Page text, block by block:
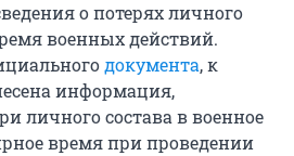
о потерях личного
военных действий.
документа, к
информация,
личного состава в военное
время при проведении